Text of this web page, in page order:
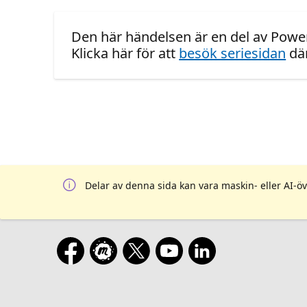
Den här händelsen är en del av
Klicka här för att besök seriesidan
Delar av denna sida kan vara maskin- eller AI-